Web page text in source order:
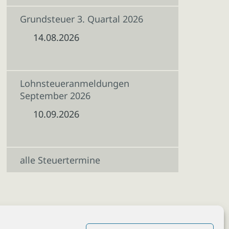
Grundsteuer 3. Quartal 2026
14.08.2026
Lohnsteueranmeldungen
September 2026
10.09.2026
alle Steuertermine